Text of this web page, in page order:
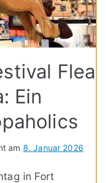
Flea
Ein
am 8. Januar 2026
in Fort